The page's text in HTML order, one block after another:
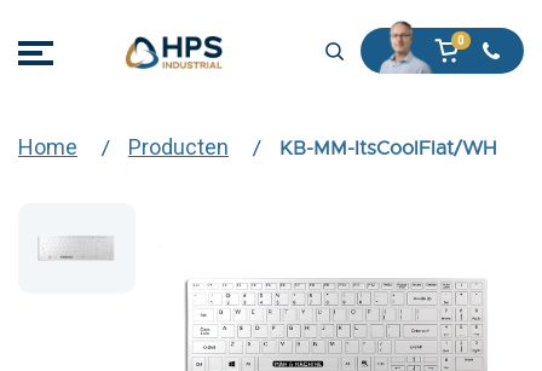
Home Producten KB-MM-ItsCoolFlat/WH